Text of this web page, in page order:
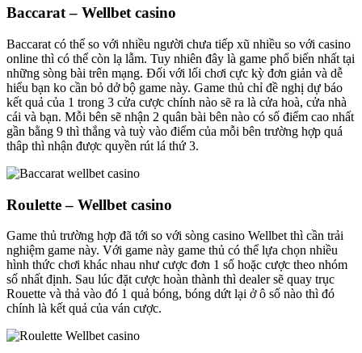
Baccarat – Wellbet casino
Baccarat có thể so với nhiều người chưa tiếp xũ nhiều so với casino
online thì có thể còn lạ lẫm. Tuy nhiên đây là game phổ biến nhất tại
những sòng bài trên mạng. Đối với lối chơi cực kỳ đơn giản và dễ
hiểu bạn ko cần bỏ dở bộ game này. Game thủ chỉ đề nghị dự báo
kết quả của 1 trong 3 cửa cược chính nào sẽ ra là cửa hoà, cửa nhà
cái và bạn. Mỗi bên sẽ nhận 2 quân bài bên nào có số điểm cao nhất
gần bằng 9 thì thắng và tuỳ vào điểm của mỗi bên trường hợp quá
thâp thì nhận được quyền rút lá thứ 3.
Roulette – Wellbet casino
Game thủ trường hợp đã tới so với sòng casino Wellbet thì cần trải
nghiệm game này. Với game này game thủ có thể lựa chọn nhiều
hình thức chơi khác nhau như cược đơn 1 số hoặc cược theo nhóm
số nhất định. Sau lúc đặt cược hoàn thành thì dealer sẽ quay trục
Rouette và thả vào đó 1 quả bóng, bóng dứt lại ở ô số nào thì đó
chính là kết quả của ván cược.